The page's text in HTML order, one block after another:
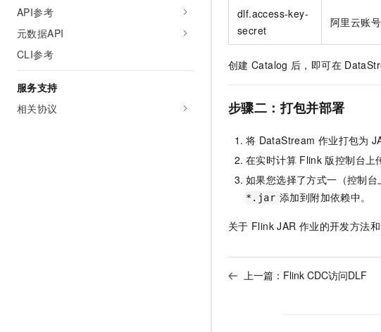
API参考
元数据API
CLI参考
服务支持
相关协议
dlf.access-key-
secret
阿里云账
创建 Catalog 后，即可在
步骤二：打包并部署
将 DataStream 作业打包为
在实时计算 Flink 版控制台上
如果您选择了方式一（控制
*.jar 添加到附加依赖中。
关于 Flink JAR 作业的开发方法
上一篇： Flink CDC访问DLF